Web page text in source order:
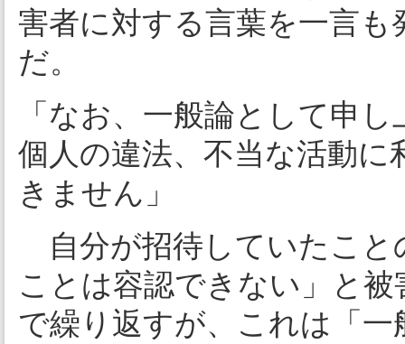
害者に対する言葉を一言
だ。
「なお、一般論として申
個人の違法、不当な活動
きません」
自分が招待していたこと
ことは容認できない」と
で繰り返すが、これは「